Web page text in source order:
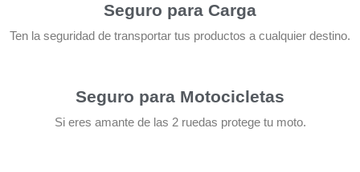
Seguro para Carga
Ten la seguridad de transportar tus productos a cualquier destino.
Seguro para Motocicletas
Si eres amante de las 2 ruedas protege tu moto.